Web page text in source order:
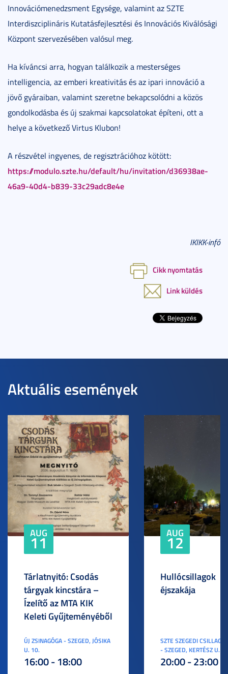
Innovációmenedzsment Egysége, valamint az SZTE
Interdiszciplináris Kutatásfejlesztési és Innovációs Kiválósági
Központ szervezésében valósul meg.
Ha kíváncsi arra, hogyan találkozik a mesterséges
intelligencia, az emberi kreativitás és az ipari innováció a
jövő gyáraiban, valamint szeretne bekapcsolódni a közös
gondolkodásba és új szakmai kapcsolatokat építeni, ott a
helye a következő Virtus Klubon!
A részvétel ingyenes, de regisztrációhoz kötött:
https://modulo.szte.hu/default/hu/invitation/d36938ae-
46a9-40d4-b839-33c29adc8e4e
IKIKK-infó
Cikk nyomtatás
Link küldés
Aktuális események
AUG
11
Tárlatnyitó: Csodás
tárgyak kincstára –
Ízelítő az MTA KIK
Keleti Gyűjteményéből
ÚJ ZSINAGÓGA - SZEGED, JÓSIKA
U. 10.
16:00 - 18:00
AUG
12
Hullócsillagok
éjszakája
SZTE SZEGEDI
- SZEGED, KERTÉSZ U. 3.
20:00 - 23:00